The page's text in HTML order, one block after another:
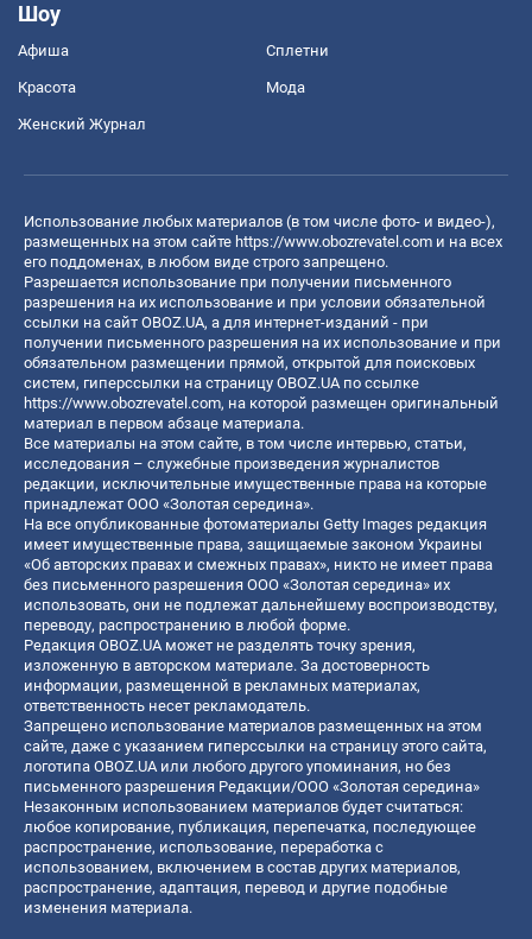
Шоу
Афиша Сплетни
Красота Мода
Женский Журнал
Использование любых материалов (в том числе фото- и видео-),
размещенных на этом сайте https://www.obozrevatel.com и на всех
его поддоменах, в любом виде строго запрещено.
Разрешается использование при получении письменного
разрешения на их использование и при условии обязательной
ссылки на сайт OBOZ.UA, а для интернет-изданий - при
получении письменного разрешения на их использование и при
обязательном размещении прямой, открытой для поисковых
систем, гиперссылки на страницу OBOZ.UA по ссылке
https://www.obozrevatel.com, на которой размещен оригинальный
материал в первом абзаце материала.
Все материалы на этом сайте, в том числе интервью, статьи,
исследования – служебные произведения журналистов
редакции, исключительные имущественные права на которые
принадлежат ООО «Золотая середина».
На все опубликованные фотоматериалы Getty Images редакция
имеет имущественные права, защищаемые законом Украины
«Об авторских правах и смежных правах», никто не имеет права
без письменного разрешения ООО «Золотая середина» их
использовать, они не подлежат дальнейшему воспроизводству,
переводу, распространению в любой форме.
Редакция OBOZ.UA может не разделять точку зрения,
изложенную в авторском материале. За достоверность
информации, размещенной в рекламных материалах,
ответственность несет рекламодатель.
Запрещено использование материалов размещенных на этом
сайте, даже с указанием гиперссылки на страницу этого сайта,
логотипа OBOZ.UA или любого другого упоминания, но без
письменного разрешения Редакции/ООО «Золотая середина»
Незаконным использованием материалов будет считаться:
любое копирование, публикация, перепечатка, последующее
распространение, использование, переработка с
использованием, включением в состав других материалов,
распространение, адаптация, перевод и другие подобные
изменения материала.